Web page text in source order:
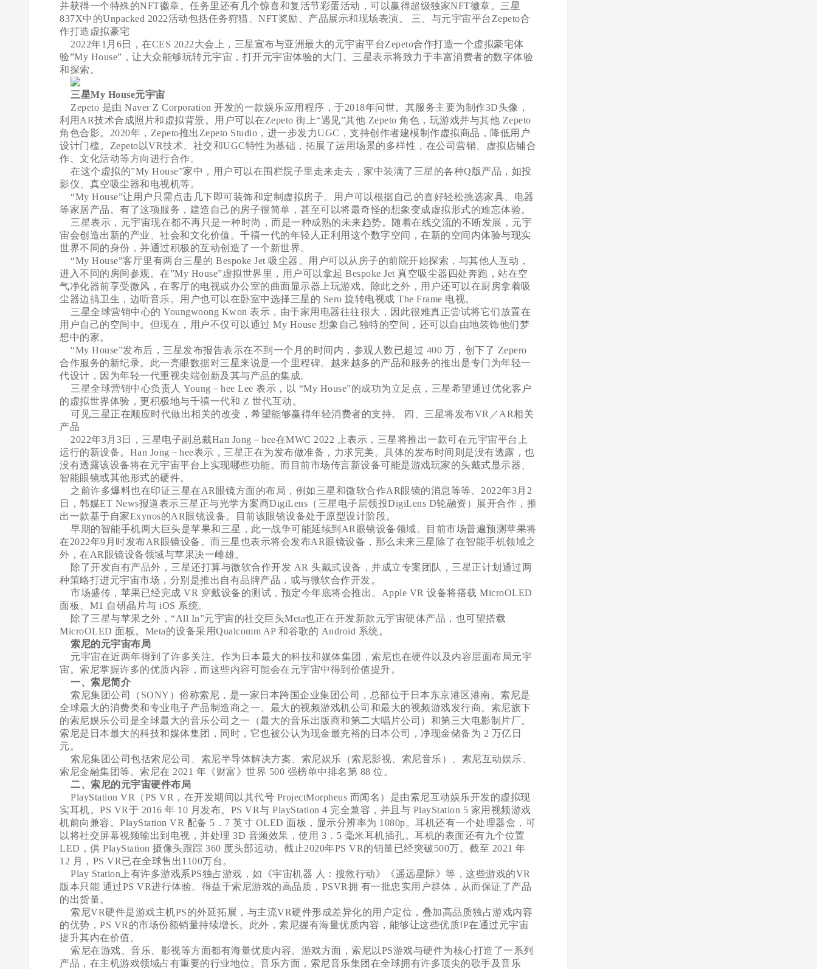
并获得一个特殊的NFT徽章。任务里还有几个惊喜和复活节彩蛋活动，可以赢得超级独家NFT徽章。三星
837X中的Unpacked 2022活动包括任务狩猎、NFT奖励、产品展示和现场表演。 三、与元宇宙平台Zepeto合
作打造虚拟豪宅
2022年1月6日，在CES 2022大会上，三星宣布与亚洲最大的元宇宙平台Zepeto合作打造一个虚拟豪宅体
验”My House”，让大众能够玩转元宇宙，打开元宇宙体验的大门。三星表示将致力于丰富消费者的数字体验
和探索。
三星My House元宇宙
Zepeto 是由 Naver Z Corporation 开发的一款娱乐应用程序，于2018年问世。其服务主要为制作3D头像，
利用AR技术合成照片和虚拟背景。用户可以在Zepeto 街上“遇见”其他 Zepeto 角色，玩游戏并与其他 Zepeto
角色合影。2020年，Zepeto推出Zepeto Studio，进一步发力UGC，支持创作者建模制作虚拟商品，降低用户
设计门槛。Zepeto以VR技术、社交和UGC特性为基础，拓展了运用场景的多样性，在公司营销、虚拟店铺合
作、文化活动等方向进行合作。
在这个虚拟的”My House”家中，用户可以在围栏院子里走来走去，家中装满了三星的各种Q版产品，如投
影仪、真空吸尘器和电视机等。
“My House”让用户只需点击几下即可装饰和定制虚拟房子。用户可以根据自己的喜好轻松挑选家具、电器
等家居产品。有了这项服务，建造自己的房子很简单，甚至可以将最奇怪的想象变成虚拟形式的难忘体验。
三星表示，元宇宙现在都不再只是一种时尚，而是一种成熟的未来趋势。随着在线交流的不断发展，元宇
宙会创造出新的产业、社会和文化价值。千禧一代的年轻人正利用这个数字空间，在新的空间内体验与现实
世界不同的身份，并通过积极的互动创造了一个新世界。
“My House”客厅里有两台三星的 Bespoke Jet 吸尘器。用户可以从房子的前院开始探索，与其他人互动，
进入不同的房间参观。在”My House”虚拟世界里，用户可以拿起 Bespoke Jet 真空吸尘器四处奔跑，站在空
气净化器前享受微风，在客厅的电视或办公室的曲面显示器上玩游戏。除此之外，用户还可以在厨房拿着吸
尘器边搞卫生，边听音乐。用户也可以在卧室中选择三星的 Sero 旋转电视或 The Frame 电视。
三星全球营销中心的 Youngwoong Kwon 表示，由于家用电器往往很大，因此很难真正尝试将它们放置在
用户自己的空间中。但现在，用户不仅可以通过 My House 想象自己独特的空间，还可以自由地装饰他们梦
想中的家。
“My House”发布后，三星发布报告表示在不到一个月的时间内，参观人数已超过 400 万，创下了 Zepero
合作服务的新纪录。此一亮眼数据对三星来说是一个里程碑。越来越多的产品和服务的推出是专门为年轻一
代设计，因为年轻一代重视尖端创新及其与产品的集成。
三星全球营销中心负责人 Young－hee Lee 表示，以 “My House”的成功为立足点，三星希望通过优化客户
的虚拟世界体验，更积极地与千禧一代和 Z 世代互动。
可见三星正在顺应时代做出相关的改变，希望能够赢得年轻消费者的支持。 四、三星将发布VR／AR相关
产品
2022年3月3日，三星电子副总裁Han Jong－hee在MWC 2022 上表示，三星将推出一款可在元宇宙平台上
运行的新设备。Han Jong－hee表示，三星正在为发布做准备，力求完美。具体的发布时间则是没有透露，也
没有透露该设备将在元宇宙平台上实现哪些功能。而目前市场传言新设备可能是游戏玩家的头戴式显示器、
智能眼镜或其他形式的硬件。
之前许多爆料也在印证三星在AR眼镜方面的布局，例如三星和微软合作AR眼镜的消息等等。2022年3月2
日，韩媒ET News报道表示三星正与光学方案商DigiLens（三星电子层领投DigiLens D轮融资）展开合作，推
出一款基于自家Exynos的AR眼镜设备。目前该眼镜设备处于原型设计阶段。
早期的智能手机两大巨头是苹果和三星，此一战争可能延续到AR眼镜设备领域。目前市场普遍预测苹果将
在2022年9月时发布AR眼镜设备。而三星也表示将会发布AR眼镜设备，那么未来三星除了在智能手机领域之
外，在AR眼镜设备领域与苹果决一雌雄。
除了开发自有产品外，三星还打算与微软合作开发 AR 头戴式设备，并成立专案团队，三星正计划通过两
种策略打进元宇宙市场，分别是推出自有品牌产品，或与微软合作开发。
市场盛传，苹果已经完成 VR 穿戴设备的测试，预定今年底将会推出。Apple VR 设备将搭载 MicroOLED
面板、M1 自研晶片与 iOS 系统。
除了三星与苹果之外，“All In”元宇宙的社交巨头Meta也正在开发新款元宇宙硬体产品，也可望搭载
MicroOLED 面板。Meta的设备采用Qualcomm AP 和谷歌的 Android 系统。
索尼的元宇宙布局
元宇宙在近两年得到了许多关注。作为日本最大的科技和媒体集团，索尼也在硬件以及内容层面布局元宇
宙。索尼掌握许多的优质内容，而这些内容可能会在元宇宙中得到价值提升。
一、索尼简介
索尼集团公司（SONY）俗称索尼，是一家日本跨国企业集团公司，总部位于日本东京港区港南。索尼是
全球最大的消费类和专业电子产品制造商之一、最大的视频游戏机公司和最大的视频游戏发行商。索尼旗下
的索尼娱乐公司是全球最大的音乐公司之一（最大的音乐出版商和第二大唱片公司）和第三大电影制片厂。
索尼是日本最大的科技和媒体集团，同时，它也被公认为现金最充裕的日本公司，净现金储备为 2 万亿日
元。
索尼集团公司包括索尼公司、索尼半导体解决方案、索尼娱乐（索尼影视、索尼音乐）、索尼互动娱乐、
索尼金融集团等。索尼在 2021 年《财富》世界 500 强榜单中排名第 88 位。
二、索尼的元宇宙硬件布局
PlayStation VR（PS VR，在开发期间以其代号 ProjectMorpheus 而闻名）是由索尼互动娱乐开发的虚拟现
实耳机。PS VR于 2016 年 10 月发布。PS VR与 PlayStation 4 完全兼容，并且与 PlayStation 5 家用视频游戏
机前向兼容。PlayStation VR 配备 5．7 英寸 OLED 面板，显示分辨率为 1080p。耳机还有一个处理器盒，可
以将社交屏幕视频输出到电视，并处理 3D 音频效果，使用 3．5 毫米耳机插孔。耳机的表面还有九个位置
LED，供 PlayStation 摄像头跟踪 360 度头部运动。截止2020年PS VR的销量已经突破500万。截至 2021 年
12 月，PS VR已在全球售出1100万台。
Play Station上有许多游戏系PS独占游戏，如《宇宙机器 人：搜救行动》《遥远星际》等，这些游戏的VR
版本只能 通过PS VR进行体验。得益于索尼游戏的高品质，PSVR拥 有一批忠实用户群体，从而保证了产品
的出货量。
索尼VR硬件是游戏主机PS的外延拓展，与主流VR硬件形成差异化的用户定位，叠加高品质独占游戏内容
的优势，PS VR的市场份额销量持续增长。此外，索尼握有海量优质内容，能够让这些优质IP在通过元宇宙
提升其内在价值。
索尼在游戏、音乐、影视等方面都有海量优质内容。游戏方面，索尼以PS游戏与硬件为核心打造了一系列
产品，在主机游戏领域占有重要的行业地位。音乐方面，索尼音乐集团在全球拥有许多顶尖的歌手及音乐